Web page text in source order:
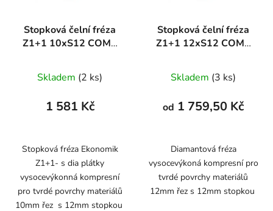
Stopková čelní fréza
Z1+1 10xS12 COMP
Skladem (2 ks)
1 581 Kč
Stopková fréza Ekonomik
Z1+1- s dia plátky
vysocevýkonná kompresní
pro tvrdé povrchy materiálů
10mm řez s 12mm stopkou
Stopková čelní fréza
Z1+1 12xS12 COMP
Skladem (3 ks)
od 1 759,50 Kč
Diamantová fréza
vysocevýkoná kompresní pro
tvrdé povrchy materiálů
12mm řez s 12mm stopkou